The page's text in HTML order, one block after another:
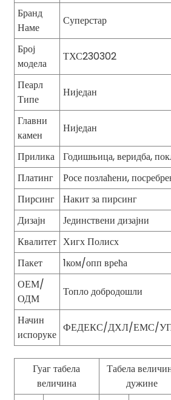
Бранд
Наме
Суперстар
Број
модела
ТХС230302
Пеарл
Типе
Ниједан
Главни
камен
Ниједан
Прилика
Годишњица, веридба,
Платинг
Росе позлаћени,
Пирсинг
Накит за пирсинг
Дизајн
Јединствени дизајни
Квалитет Хигх Полисх
Пакет
1ком/опп врећа
ОЕМ/
ОДМ
Топло добродошли
Начин
испоруке
ФЕДЕКС/ДХЛ/ЕМС/
Гуаг табела
величина
Табела
дужине